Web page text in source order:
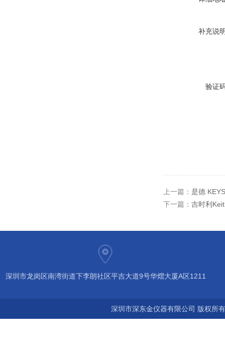
补充说
验证
上一篇： 是德
下一篇： 吉时利
深圳市龙岗区南湾街道下李朗社区平吉大道9号华熠大厦A区1211
深圳市深东金仪器有限公司 版权所